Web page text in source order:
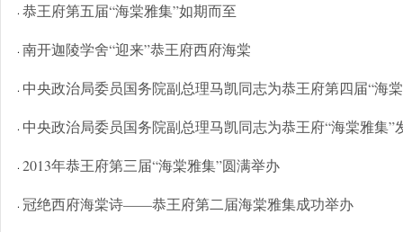
· 恭王府第五届“海棠雅集”如期而至
· 南开迦陵学舍“迎来”恭王府西府海棠
· 中央政治局委员国务院副总理马凯同志为恭王府第四届“海
· 中央政治局委员国务院副总理马凯同志为恭王府“海棠雅集”
· 2013年恭王府第三届“海棠雅集”圆满举办
· 冠绝西府海棠诗——恭王府第二届海棠雅集成功举办